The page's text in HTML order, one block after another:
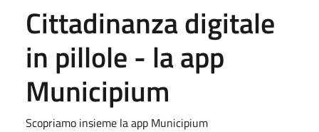
Cittadinanza digitale
in pillole - la app
Municipium
Scopriamo insieme la app Municipium